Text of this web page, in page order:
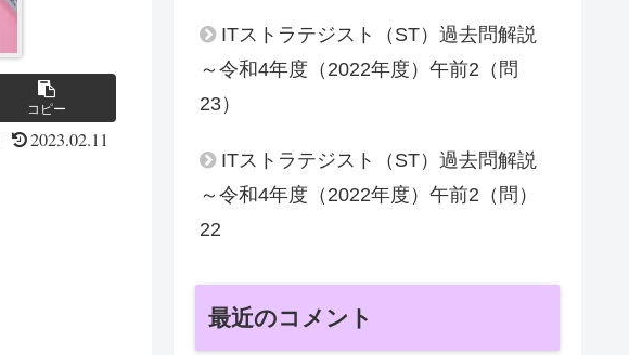
コピー
2023.02.11
ITストラテジスト（ST）過去問解説
～令和4年度（2022年度）午前2（問
23）
ITストラテジスト（ST）過去問解説
～令和4年度（2022年度）午前2（問）
22
最近のコメント